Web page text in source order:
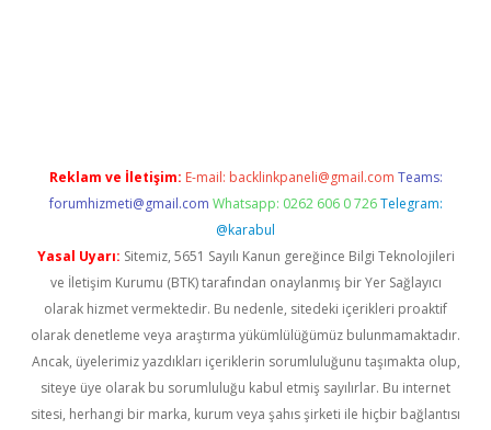
Reklam ve İletişim: E-mail: backlinkpaneli@gmail.com Teams:
forumhizmeti@gmail.com Whatsapp: 0262 606 0 726 Telegram:
@karabul
Yasal Uyarı: Sitemiz, 5651 Sayılı Kanun gereğince Bilgi Teknolojileri
ve İletişim Kurumu (BTK) tarafından onaylanmış bir Yer Sağlayıcı
olarak hizmet vermektedir. Bu nedenle, sitedeki içerikleri proaktif
olarak denetleme veya araştırma yükümlülüğümüz bulunmamaktadır.
Ancak, üyelerimiz yazdıkları içeriklerin sorumluluğunu taşımakta olup,
siteye üye olarak bu sorumluluğu kabul etmiş sayılırlar. Bu internet
sitesi, herhangi bir marka, kurum veya şahıs şirketi ile hiçbir bağlantısı